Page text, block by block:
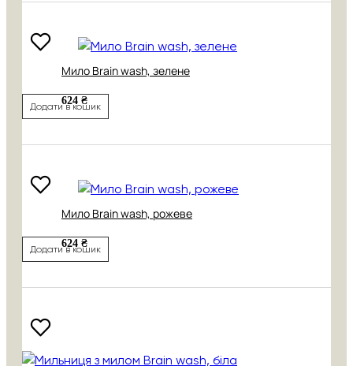
Мило Brain wash, зелене
624 ₴
Додати в кошик
Мило Brain wash, рожеве
624 ₴
Додати в кошик